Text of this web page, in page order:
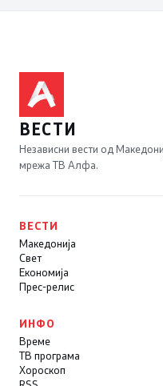
ВЕСТИ
Независни вести од
мрежа ТВ Алфа.
ВЕСТИ
Македонија
Свет
Економија
Прес-релис
ИНФО
Време
ТВ програма
Хороскоп